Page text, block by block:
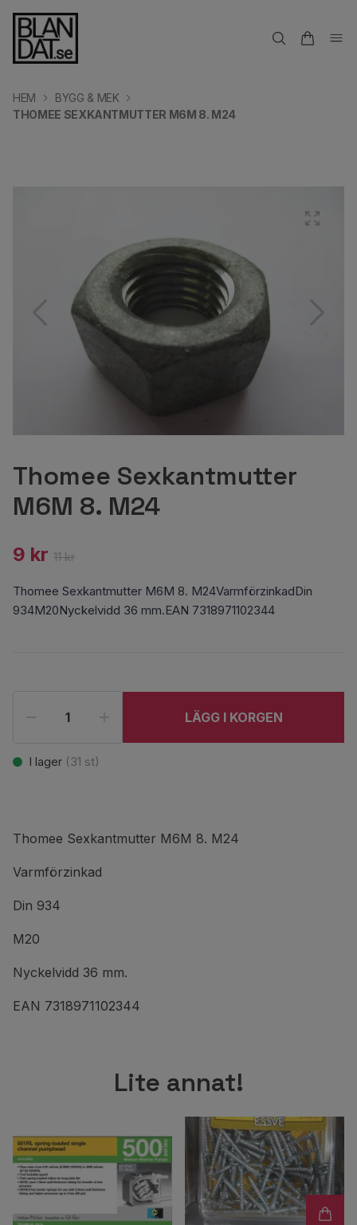
HEM
BYGG & MEK
THOMEE SEXKANTMUTTER M6M 8. M24
Thomee Sexkantmutter
M6M 8. M24
9 kr 11 kr
Thomee Sexkantmutter M6M 8. M24VarmförzinkadDin
934M20Nyckelvidd 36 mm.EAN 7318971102344
LÄGG I KORGEN
I lager (31 st)
Thomee Sexkantmutter M6M 8. M24
Varmförzinkad
Din 934
M20
Nyckelvidd 36 mm.
EAN 7318971102344
Lite annat!